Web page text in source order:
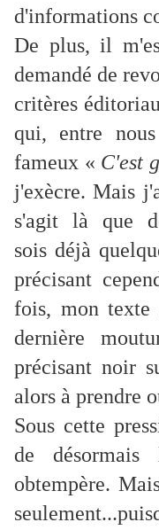
d'informations
De plus, il
demandé de
critères
qui, entre
fameux « C'est
j'exècre. Mais
s'agit là que
sois déjà
précisant
fois, mon
dernière
précisant noir
alors à prendre
Sous cette
de
obtempère.